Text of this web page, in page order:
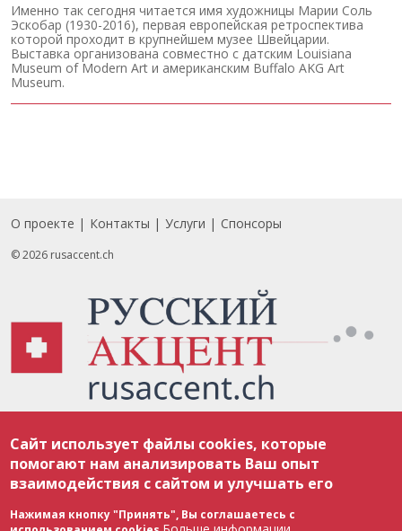
Именно так сегодня читается имя художницы Марии Соль
Эскобар (1930-2016), первая европейская ретроспектива
которой проходит в крупнейшем музее Швейцарии.
Выставка организована совместно с датским Louisiana
Museum of Modern Art и американским Buffalo AKG Art
Museum.
Footer
О проекте Контакты Услуги Спонсоры
© 2026 rusaccent.ch
соответствии с законодательством Швейцарии об авторском праве и
международными соглашениями. Полное или частичное использование
материалов возможно только с разрешения редакции. В случае полного
или частичного воспроизведения материалов сайта rusaccent.ch,
ОБЯЗАТЕЛЬНА АКТИВНАЯ ГИПЕРССЫЛКА на конкретный заимствованный
текст. Фотоизображения, размещенные редакцией rusaccent.ch, являются
ее исключительной собственностью. Полное или частичное
Сайт использует файлы cookies, которые
помогают нам анализировать Ваш опыт
взаимодействия с сайтом и улучшать его
Нажимая кнопку "Принять", Вы соглашаетесь с